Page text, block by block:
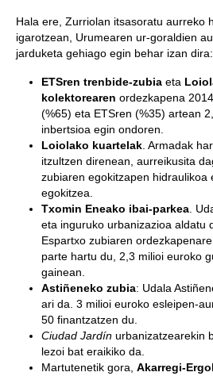
Hala ere, Zurriolan itsasoratu aurreko
igarotzean, Urumearen ur-goraldien
jarduketa gehiago egin behar izan dira:
ETSren trenbide-zubia eta
kolektorearen ordezkapena
(%65) eta ETSren (%35) artean
inbertsioa egin ondoren.
Loiolako kuartelak . Armadak
itzultzen direnean, aurreikusita
zubiaren egokitzapen hidraulikoa
egokitzea.
Txomin Eneako ibai-parkea .
eta inguruko urbanizazioa aldatu
Espartxo zubiaren
parte hartu du, 2,3 milioi euroko
gainean.
Astiñeneko zubia: Udala
ari da. 3 milioi euroko esleipen-
50 finantzatzen du.
Ciudad Jardín urbanizatzearekin
lezoi bat eraikiko da.
Martutenetik gora, Akarregi-